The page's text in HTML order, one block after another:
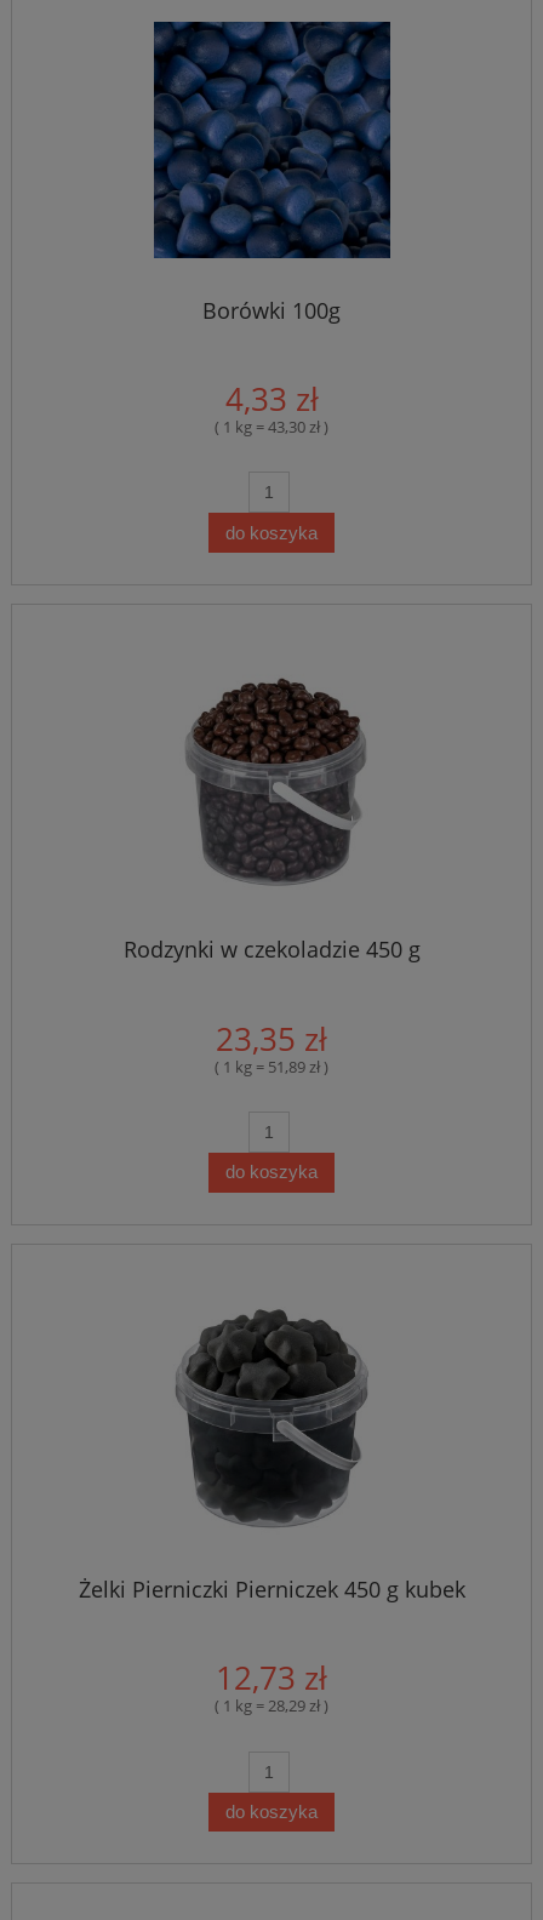
Borówki 100g
4,33 zł
( 1 kg = 43,30 zł )
do koszyka
Rodzynki w czekoladzie 450 g
23,35 zł
( 1 kg = 51,89 zł )
do koszyka
Żelki Pierniczki Pierniczek 450 g kubek
12,73 zł
( 1 kg = 28,29 zł )
do koszyka